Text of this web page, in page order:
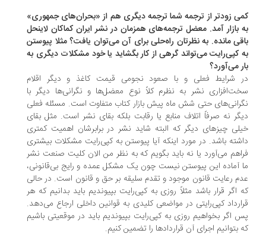
زودتر از ترجمه شما ترجمه دیگری هم از «بحران‌های جمهوری»
بازار آمد. معضل ترجمه‌های همزمان در نشر ایران کماکان لاینحل
مانده. به نظرتان راه‌حلی برای آن می‌توان یافت؟ مثلا پیوستن
کپی‌رایت می‌تواند گرهی از کار بگشاید یا خود مشکلات دیگری به
می‌آورد؟
شرایط فعلی و با صعود نجومی قیمت کاغذ و دیگر اقلام
نشر به نظرم کلاً نوع معضل‌ها و نگرانی‌ها دیگر با
حتی شش ماه پیش بازار کتاب متفاوت است. مسئله فعلی
نه صرفاً اتلاف منابع یا رقابت بلکه بقای نشر است. مثل بقای
چیزهای دیگر که البته شاید نشر در برابرشان اهمیت کمتری
باشد. در مورد اینکه آیا پیوستن به کپی‌رایت مشکلات بیشتری
می‌آورد یا نه باید بگویم که به نظر من الان کلیت صنعت نشر
آماده این پیوستن نیست چون یک مشکل عمده و رایج بی‌قانونی،
رعایت قانون موجود و تقدم سلیقه بر حق و قانون است. در حالی
اگر قرار باشد مثلاً روزی به کپی‌رایت بپیوندیم باید بدانیم که هر
کپی‌رایتی در مواضعی کلیدی به قوانین داخلی ارجاع می‌دهد.
اگر بخواهیم روزی به کپی‌رایت بپیوندیم باید در موقعیتی باشیم
بتوانیم اجرای آن قراردادها را تضمین کنیم.